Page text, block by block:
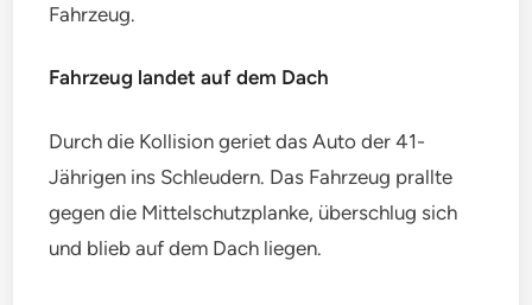
Fahrzeug.
Fahrzeug landet auf dem Dach
Durch die Kollision geriet das Auto der 41-
Jährigen ins Schleudern. Das Fahrzeug prallte
gegen die Mittelschutzplanke, überschlug sich
und blieb auf dem Dach liegen.